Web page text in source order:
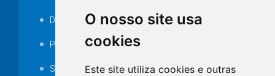
O nosso site usa
cookies
Este site utiliza cookies e outras
Decretos
Portarias
SAMAE